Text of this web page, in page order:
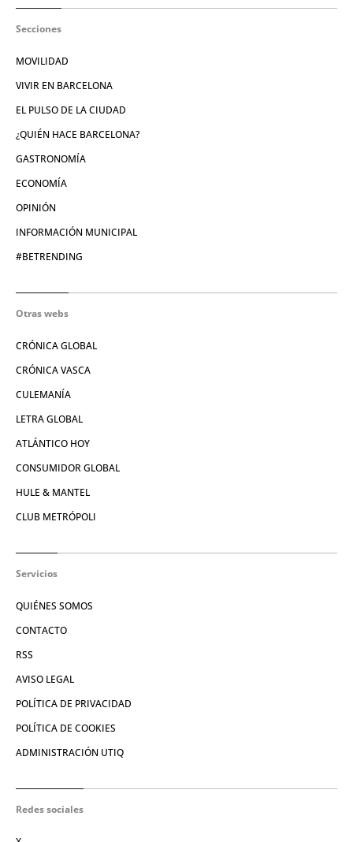
Secciones
MOVILIDAD
VIVIR EN BARCELONA
EL PULSO DE LA CIUDAD
¿QUIÉN HACE BARCELONA?
GASTRONOMÍA
ECONOMÍA
OPINIÓN
INFORMACIÓN MUNICIPAL
#BETRENDING
Otras webs
CRÓNICA GLOBAL
CRÓNICA VASCA
CULEMANÍA
LETRA GLOBAL
ATLÁNTICO HOY
CONSUMIDOR GLOBAL
HULE & MANTEL
CLUB METRÓPOLI
Servicios
QUIÉNES SOMOS
CONTACTO
RSS
AVISO LEGAL
POLÍTICA DE PRIVACIDAD
POLÍTICA DE COOKIES
ADMINISTRACIÓN UTIQ
Redes sociales